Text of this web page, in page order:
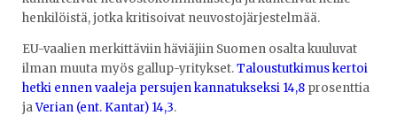
henkilöistä, jotka kritisoivat neuvostojärjestelmää.
EU-vaalien merkittäviin häviäjiin Suomen osalta kuuluvat
ilman muuta myös gallup-yritykset.Taloustutkimus kertoi
hetki ennen vaaleja persujen kannatukseksi 14,8 prosenttia
jaVerian (ent. Kantar) 14,3.